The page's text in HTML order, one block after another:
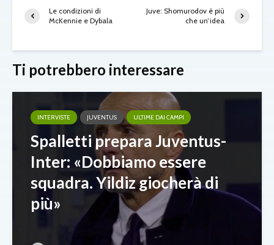
Le condizioni di
McKennie e Dybala
Juve: Shomurodov è più
che un’idea
Ti potrebbero interessare
INTERVISTE JUVENTUS ULTIME DAI CAMPI
Spalletti prepara Juventus-
Inter: «Dobbiamo essere
squadra. Yildiz giocherà di
più»